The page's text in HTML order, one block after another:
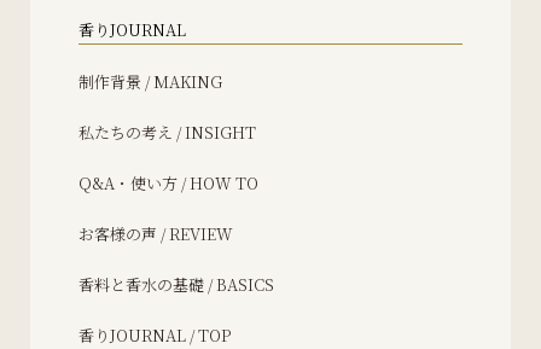
香りJOURNAL
制作背景 / MAKING
私たちの考え / INSIGHT
Q&A・使い方 / HOW TO
お客様の声 / REVIEW
香料と香水の基礎 / BASICS
香りJOURNAL / TOP